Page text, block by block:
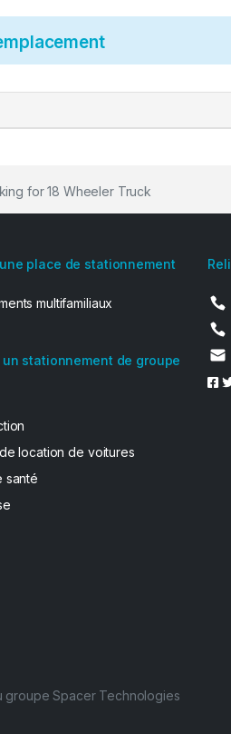
for 18 Wheeler Truck
place de stationnement
multifamiliaux
un stationnement de groupe
location de voitures
santé
groupe Spacer Technologies